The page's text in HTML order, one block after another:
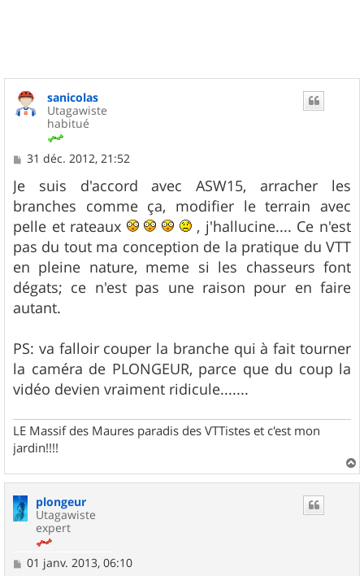
sanicolas
Utagawiste
habitué
M
s
s
a
g
e
31 déc. 2012, 21:52
Je suis d'accord avec ASW15, arracher les
branches comme ça, modifier le terrain avec
pelle et rateaux
, j'hallucine.... Ce n'est
pas du tout ma conception de la pratique du VTT
en pleine nature, meme si les chasseurs font
dégats; ce n'est pas une raison pour en faire
autant.
PS: va falloir couper la branche qui à fait tourner
la caméra de PLONGEUR, parce que du coup la
vidéo devien vraiment ridicule.......
LE Massif des Maures paradis des VTTistes et c'est mon
jardin!!!!
a
plongeur
Utagawiste
expert
M
01 janv. 2013, 06:10